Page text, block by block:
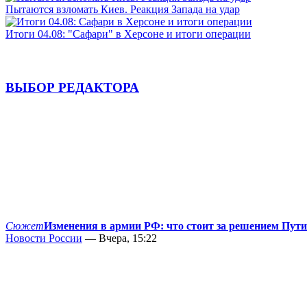
Пытаются взломать Киев. Реакция Запада на удар
Итоги 04.08: "Сафари" в Херсоне и итоги операции
ВЫБОР РЕДАКТОРА
СюжетИзменения в армии РФ: что стоит за решением
Новости России — Вчера, 15:22